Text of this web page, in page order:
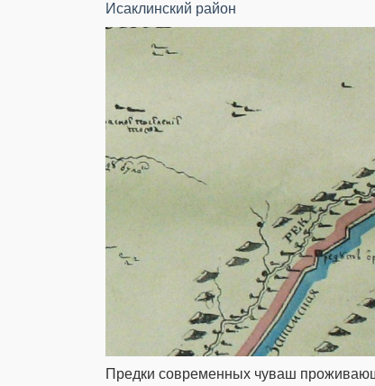
Исаклинский район
Предки современных чуваш